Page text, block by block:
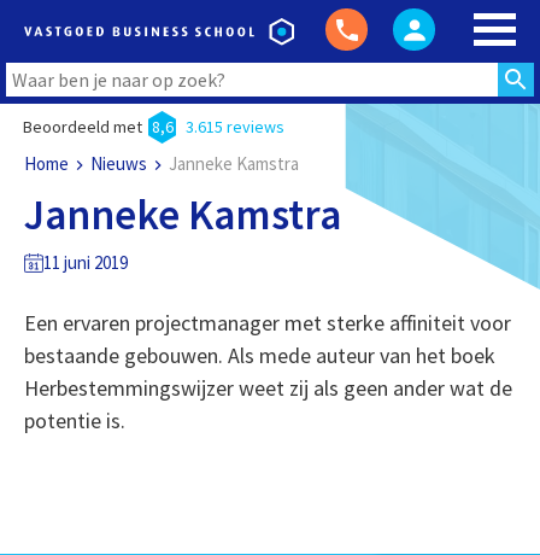
Beoordeeld met 8,6 3.615 reviews
Home Nieuws Janneke Kamstra
Janneke Kamstra
11 juni 2019
Een ervaren projectmanager met sterke affiniteit voor
bestaande gebouwen. Als mede auteur van het boek
Herbestemmingswijzer weet zij als geen ander wat de
potentie is.